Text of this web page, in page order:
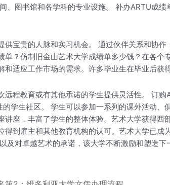
、图书馆和各学科的专业设施。 补办ARTU成
宝贵的人脉和实习机会。 通过伙伴关系和协
？仿制旧金山艺术大学成绩单多少钱？在各
适应工作市场的需求。许多毕业生在毕业后获
程教育或有其他承诺的学生提供灵活性。 订
学生社区。 学生可以参加一系列的课外活动
座，丰富了学生的整体体验。艺术大学获得
到雇主和其他教育机构的认可。艺术大学已
对卓越艺术的承诺，该大学不断激励和塑造下